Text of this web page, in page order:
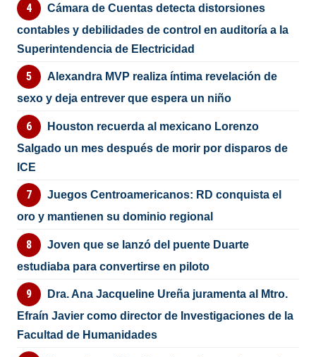
Cámara de Cuentas detecta distorsiones
contables y debilidades de control en auditoría a la
Superintendencia de Electricidad
Alexandra MVP realiza íntima revelación de
sexo y deja entrever que espera un niño
Houston recuerda al mexicano Lorenzo
Salgado un mes después de morir por disparos de
ICE
Juegos Centroamericanos: RD conquista el
oro y mantienen su dominio regional
Joven que se lanzó del puente Duarte
estudiaba para convertirse en piloto
Dra. Ana Jacqueline Ureña juramenta al Mtro.
Efraín Javier como director de Investigaciones de la
Facultad de Humanidades